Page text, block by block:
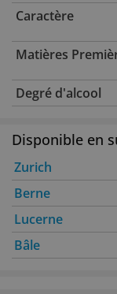
Caractère
Matières
Degré d'alcool
Disponible en
Zurich
Berne
Lucerne
Bâle